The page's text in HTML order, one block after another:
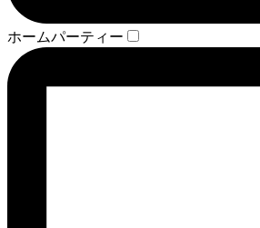
ホームパーティー